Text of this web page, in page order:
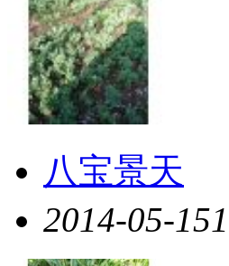
八宝景天
2014-05-15